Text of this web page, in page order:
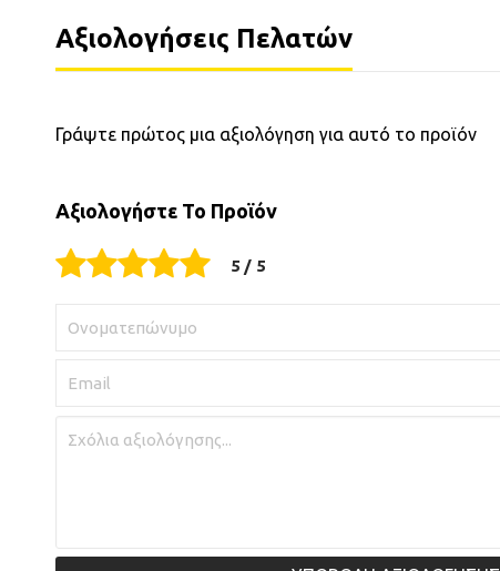
Αξιολογήσεις Πελατών
Γράψτε πρώτος μια αξιολόγηση για αυτό το προϊόν
Αξιολογήστε Το Προϊόν